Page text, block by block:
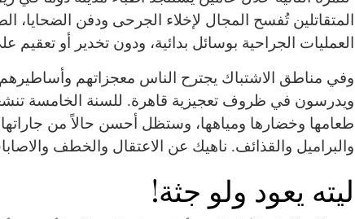
المتقاتلين تُفسح المجال لإخلاء الجرحى ودفن
العمليات الجراحية بوسائل بدائية، ودون تخدير أو تعقيم
وفي مناطق الاشتباك يجترح الناس معجزاتهم وأساطيرهم
ويدرسون في ظروف تعجيزية قاهرة. للسنة الخامسة
طعامها وخضارها ومياهها، وستظل أحسن حالاً من
والبراميل والقذائف. ناهيك عن الاعتقال والخطف
ليته يعود ولو جثة!